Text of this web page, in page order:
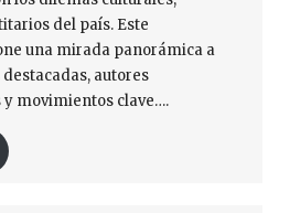
del país. Este
una mirada panorámica a
autores
movimientos clave….